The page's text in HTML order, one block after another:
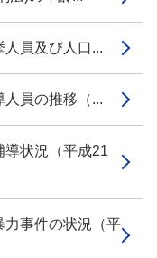
員及び人口...
員の推移（...
状況（平成21
事件の状況（平